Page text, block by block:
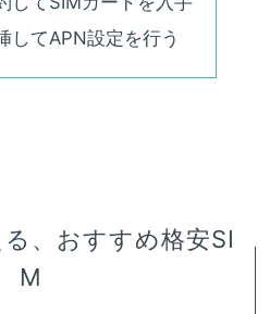
してAPN設定を行う
、おすすめ格安SI
M